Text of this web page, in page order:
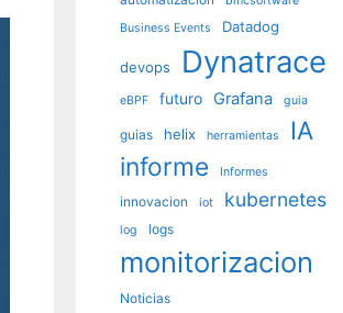
Business Events
Datadog
devops Dynatrace
eBPF futuro Grafana guia
guias helix herramientas IA
informe Informes
innovacion iot kubernetes
log logs
monitorizacion
Noticias